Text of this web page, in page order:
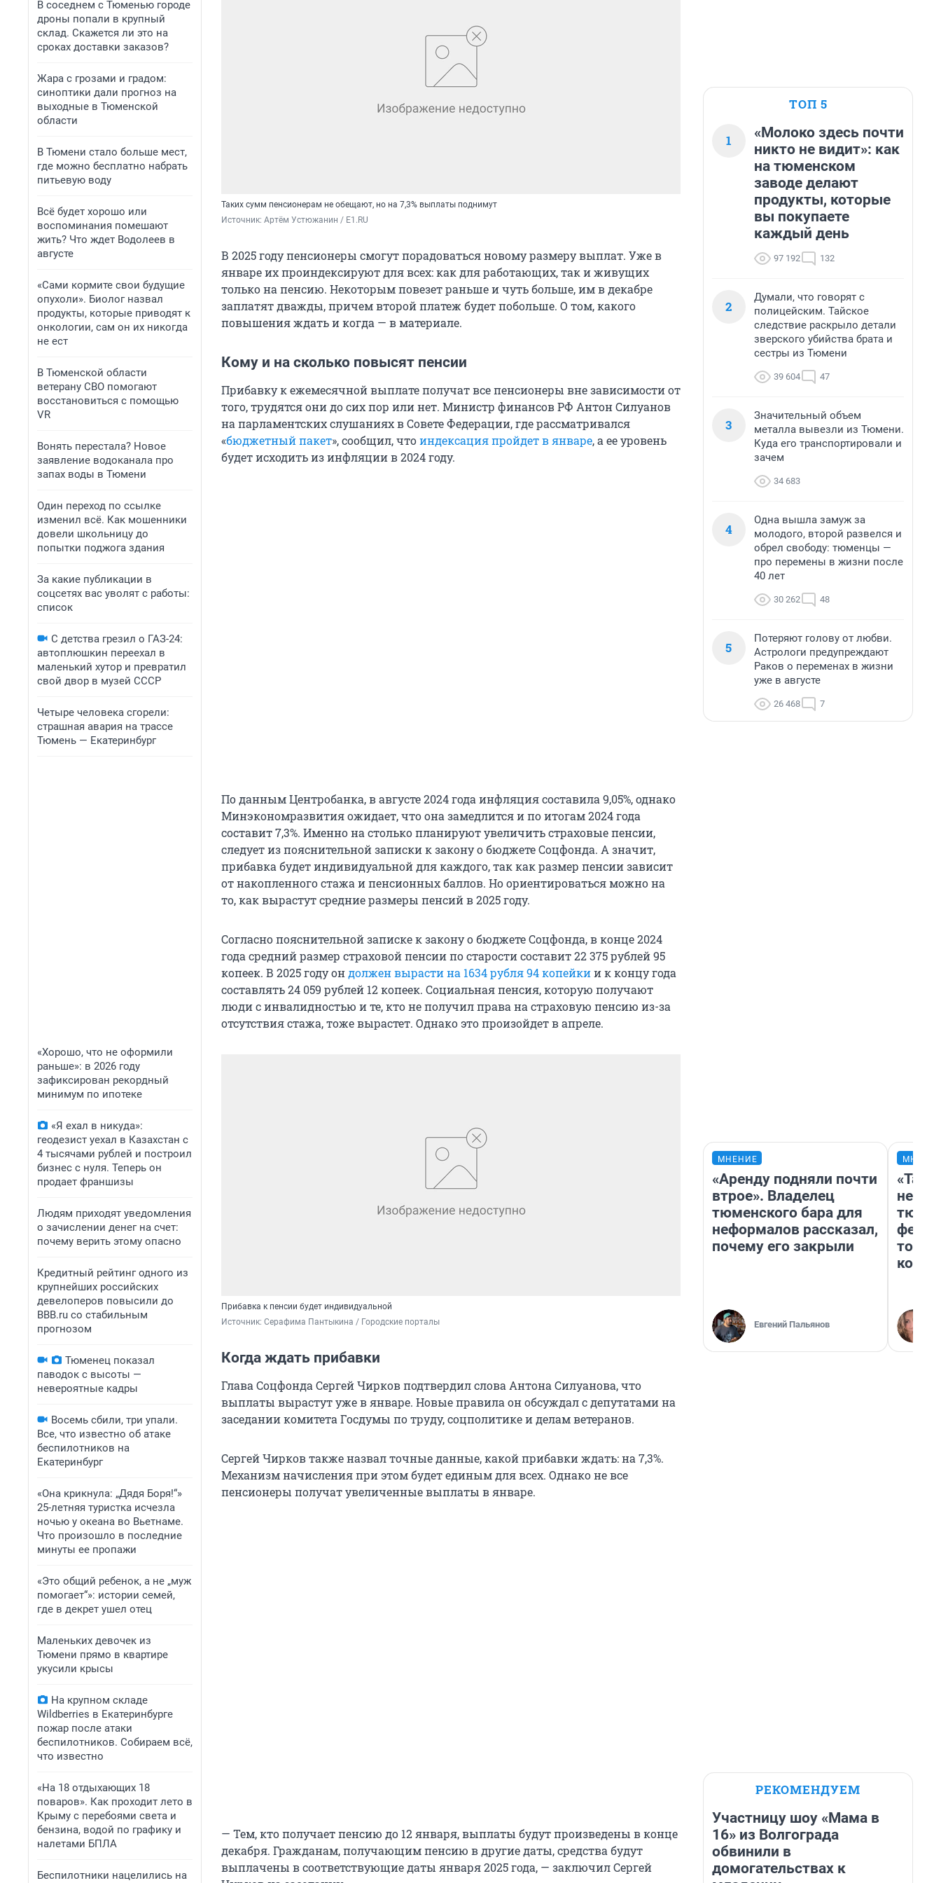
В соседнем с Тюменью городе
дроны попали в крупный
склад. Скажется ли это на
сроках доставки заказов?
Жара с грозами и градом:
синоптики дали прогноз на
выходные в Тюменской
области
В Тюмени стало больше мест,
где можно бесплатно набрать
питьевую воду
Всё будет хорошо или
воспоминания помешают
жить? Что ждет Водолеев в
августе
«Сами кормите свои будущие
опухоли». Биолог назвал
продукты, которые приводят к
онкологии, сам он их никогда
не ест
В Тюменской области
ветерану СВО помогают
восстановиться с помощью
VR
Вонять перестала? Новое
заявление водоканала про
запах воды в Тюмени
Один переход по ссылке
изменил всё. Как мошенники
довели школьницу до
попытки поджога здания
За какие публикации в
соцсетях вас уволят с работы:
список
С детства грезил о ГАЗ-24:
автоплюшкин переехал в
маленький хутор и превратил
свой двор в музей СССР
Четыре человека сгорели:
страшная авария на трассе
Тюмень — Екатеринбург
«Хорошо, что не оформили
раньше»: в 2026 году
зафиксирован рекордный
минимум по ипотеке
«Я ехал в никуда»:
геодезист уехал в Казахстан с
4 тысячами рублей и построил
бизнес с нуля. Теперь он
продает франшизы
Людям приходят уведомления
о зачислении денег на счет:
почему верить этому опасно
Кредитный рейтинг одного из
крупнейших российских
девелоперов повысили до
BBB.ru со стабильным
прогнозом
Тюменец показал
паводок с высоты —
невероятные кадры
Восемь сбили, три упали.
Все, что известно об атаке
беспилотников на
Екатеринбург
«Она крикнула: „Дядя Боря!“»
25-летняя туристка исчезла
ночью у океана во Вьетнаме.
Что произошло в последние
минуты ее пропажи
«Это общий ребенок, а не „муж
помогает“»: истории семей,
где в декрет ушел отец
Маленьких девочек из
Тюмени прямо в квартире
укусили крысы
На крупном складе
Wildberries в Екатеринбурге
пожар после атаки
беспилотников. Собираем всё,
что известно
«На 18 отдыхающих 18
поваров». Как проходит лето в
Крыму с перебоями света и
бензина, водой по графику и
налетами БПЛА
Беспилотники нацелились на
Таких сумм пенсионерам не обещают, но на 7,3% выплаты поднимут
Источник: Артём Устюжанин / E1.RU
В 2025 году пенсионеры смогут порадоваться новому размеру выплат. Уже в
январе их проиндексируют для всех: как для работающих, так и живущих
только на пенсию. Некоторым повезет раньше и чуть больше, им в декабре
заплатят дважды, причем второй платеж будет побольше. О том, какого
повышения ждать и когда — в материале.
Кому и на сколько повысят пенсии
Прибавку к ежемесячной выплате получат все пенсионеры вне зависимости от
того, трудятся они до сих пор или нет. Министр финансов РФ Антон Силуанов
на парламентских слушаниях в Совете Федерации, где рассматривался
«бюджетный пакет», сообщил, чтоиндексация пройдет в январе, а ее уровень
будет исходить из инфляции в 2024 году.
По данным Центробанка, в августе 2024 года инфляция составила 9,05%, однако
Минэкономразвития ожидает, что она замедлится и по итогам 2024 года
составит 7,3%. Именно на столько планируют увеличить страховые пенсии,
следует из пояснительной записки к закону о бюджете Соцфонда. А значит,
прибавка будет индивидуальной для каждого, так как размер пенсии зависит
от накопленного стажа и пенсионных баллов. Но ориентироваться можно на
то, как вырастут средние размеры пенсий в 2025 году.
Согласно пояснительной записке к закону о бюджете Соцфонда, в конце 2024
года средний размер страховой пенсии по старости составит 22 375 рублей 95
копеек. В 2025 году ондолжен вырасти на 1634 рубля 94 копейкии к концу года
составлять 24 059 рублей 12 копеек. Социальная пенсия, которую получают
люди с инвалидностью и те, кто не получил права на страховую пенсию из-за
отсутствия стажа, тоже вырастет. Однако это произойдет в апреле.
Прибавка к пенсии будет индивидуальной
Источник: Серафима Пантыкина / Городские порталы
Когда ждать прибавки
Глава Соцфонда Сергей Чирков подтвердил слова Антона Силуанова, что
выплаты вырастут уже в январе. Новые правила он обсуждал с депутатами на
заседании комитета Госдумы по труду, соцполитике и делам ветеранов.
Сергей Чирков также назвал точные данные, какой прибавки ждать: на 7,3%.
Механизм начисления при этом будет единым для всех. Однако не все
пенсионеры получат увеличенные выплаты в январе.
— Тем, кто получает пенсию до 12 января, выплаты будут произведены в конце
декабря. Гражданам, получающим пенсию в другие даты, средства будут
выплачены в соответствующие даты января 2025 года, — заключил Сергей
ТОП 5
1
«Молоко здесь почти
никто не видит»: как
на тюменском
заводе делают
продукты, которые
вы покупаете
каждый день
97 192 132
2
Думали, что говорят с
полицейским. Тайское
следствие раскрыло детали
зверского убийства брата и
сестры из Тюмени
39 604 47
3
Значительный объем
металла вывезли из Тюмени.
Куда его транспортировали и
зачем
34 683
4
Одна вышла замуж за
молодого, второй развелся и
обрел свободу: тюменцы —
про перемены в жизни после
40 лет
30 262 48
5
Потеряют голову от любви.
Астрологи предупреждают
Раков о переменах в жизни
уже в августе
26 468 7
МНЕНИЕ
«Аренду подняли почти
втрое». Владелец
тюменского бара для
неформалов рассказал,
почему его закрыли
Евгений Пальянов
не
РЕКОМЕНДУЕМ
Участницу шоу «Мама в
16» из Волгограда
обвинили в
домогательствах к